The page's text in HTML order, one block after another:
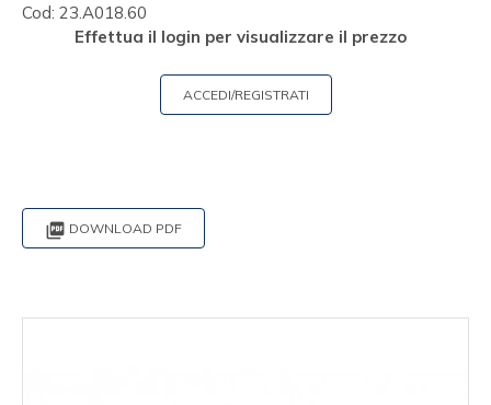
Cod: 23.A018.60
Effettua il login per visualizzare il prezzo
ACCEDI/REGISTRATI
 DOWNLOAD PDF